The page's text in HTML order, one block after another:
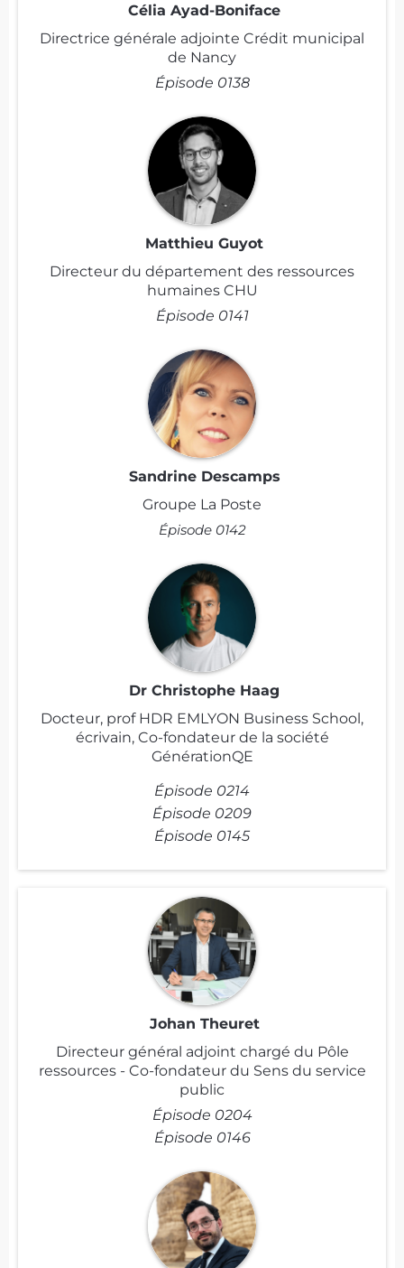
Célia Ayad-Boniface
Directrice générale adjointe Crédit municipal
de Nancy
Épisode 0138
Matthieu Guyot
Directeur du département des ressources
humaines CHU
Épisode 0141
Sandrine Descamps
Groupe La Poste
Épisode 0142
Dr Christophe Haag
Docteur, prof HDR EMLYON Business School,
écrivain, Co-fondateur de la société
GénérationQE
Épisode 0214
Épisode 0209
Épisode 0145
Johan Theuret
Directeur général adjoint chargé du Pôle
ressources - Co-fondateur du Sens du service
public
Épisode 0204
Épisode 0146